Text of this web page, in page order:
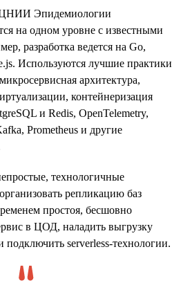
Эпидемиологии
на одном уровне с известными
разработка ведется на Go,
Используются лучшие практики
архитектура,
контейнеризация
и Redis, OpenTelemetry,
Prometheus и другие
технологичные
репликацию баз
простоя, бесшовно
в ЦОД, наладить выгрузку
подключить serverless-технологии.